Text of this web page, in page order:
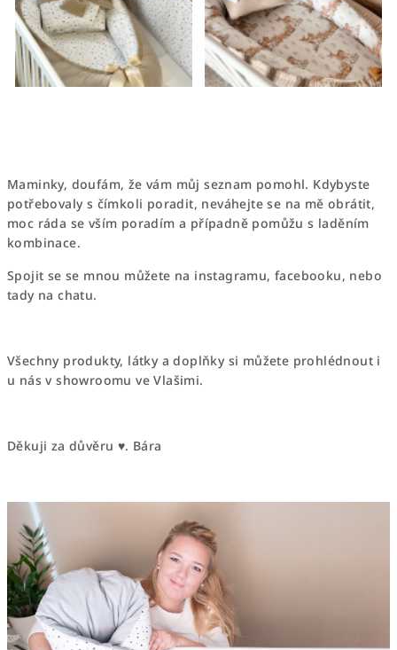
Maminky, doufám, že vám můj seznam pomohl. Kdybyste
potřebovaly s čímkoli poradit, neváhejte se na mě obrátit,
moc ráda se vším poradím a případně pomůžu s laděním
kombinace.
Spojit se se mnou můžete na instagramu, facebooku, nebo
tady na chatu.
Všechny produkty, látky a doplňky si můžete prohlédnout i
u nás v showroomu ve Vlašimi.
Děkuji za důvěru ♥. Bára